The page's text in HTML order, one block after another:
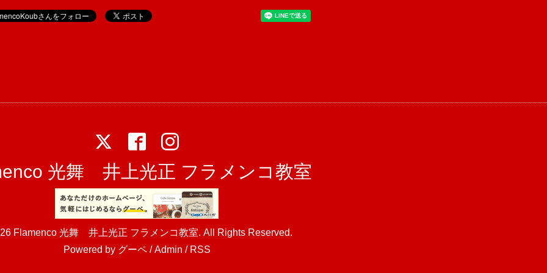
光舞 井上光正 フラメンコ教室
Flamenco 光舞 井上光正 フラメンコ教室. All Rights Reserved.
Powered by グーペ/ Admin / RSS